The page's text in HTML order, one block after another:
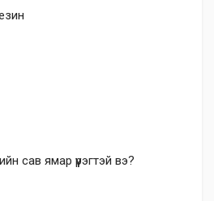
сав ямар үүрэгтэй вэ?